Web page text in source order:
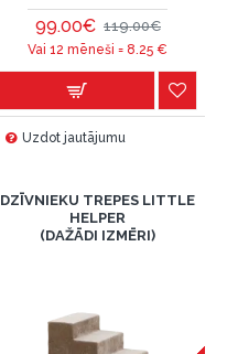
99.00€ 119.00€
Vai 12 mēneši = 8.25 €
Uzdot jautājumu
DZĪVNIEKU TREPES LITTLE
HELPER
(DAŽĀDI IZMĒRI)